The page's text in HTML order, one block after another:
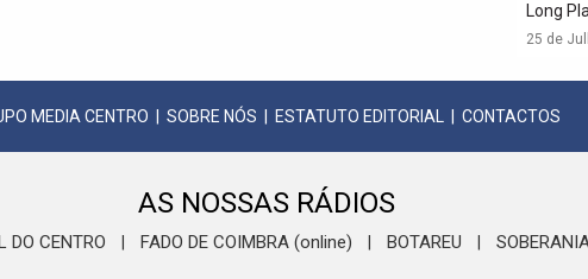
Long
25 de
MEDIA CENTRO SOBRE NÓS ESTATUTO EDITORIAL CONTACTOS
AS NOSSAS RÁDIOS
DO CENTRO FADO DE COIMBRA (online) BOTAREU